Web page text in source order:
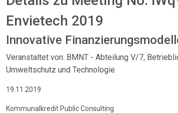
Envietech 2019
Innovative
Veranstaltet von: BMNT - Abteilung V/7,
Umweltschutz und Technologie
19.11.2019
Kommunalkredit Public Consulting